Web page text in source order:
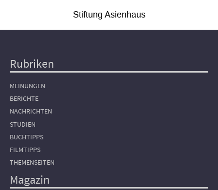
Stiftung Asienhaus
Hauptnavigation
Rubriken
MEINUNGEN
BERICHTE
NACHRICHTEN
STUDIEN
BUCHTIPPS
FILMTIPPS
THEMENSEITEN
Magazin